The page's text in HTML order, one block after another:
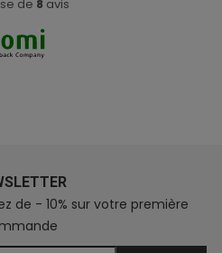
de 8 avis
de - 10% sur votre première